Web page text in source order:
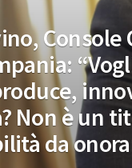
Console
Non è un
da